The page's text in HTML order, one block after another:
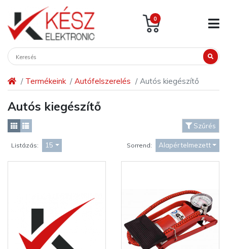
0
Termékeink Autófelszerelés Autós kiegészítő
Autós kiegészítő
Szűrés
Listázás: 15 Sorrend: Alapértelmezett